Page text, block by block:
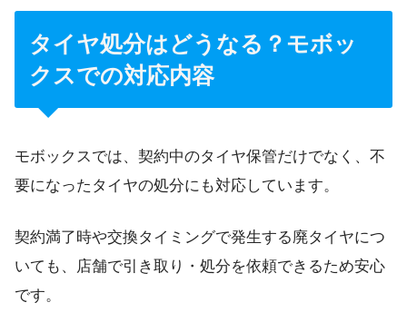
タイヤ処分はどうなる？モボッ
クスでの対応内容
モボックスでは、契約中のタイヤ保管だけでなく、不
要になったタイヤの処分にも対応しています。
契約満了時や交換タイミングで発生する廃タイヤにつ
いても、店舗で引き取り・処分を依頼できるため安心
です。